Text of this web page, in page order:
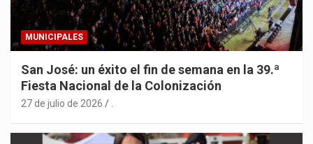
MUNICIPALES
San José: un éxito el fin de semana en la 39.ª
Fiesta Nacional de la Colonización
27 de julio de 2026 .